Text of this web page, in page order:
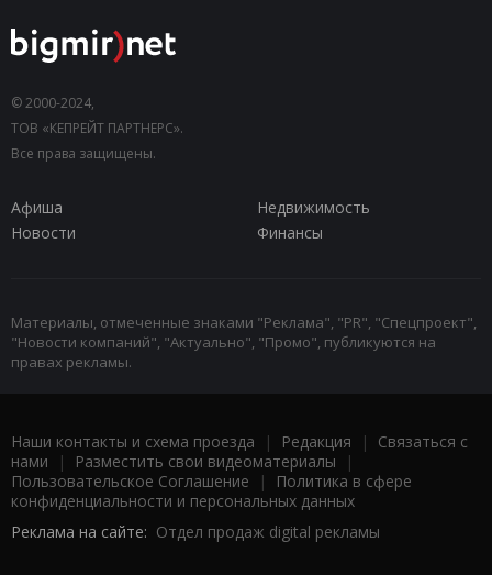
© 2000-2024,
ТОВ «КЕПРЕЙТ ПАРТНЕРС».
Все права защищены.
Афиша
Недвижимость
Новости
Финансы
Материалы, отмеченные знаками "Реклама", "PR", "Спецпроект",
"Новости компаний", "Актуально", "Промо", публикуются на
правах рекламы.
Наши контакты и схема проезда | Редакция | Связаться с
нами | Разместить свои видеоматериалы |
Пользовательское Соглашение |
Политика в сфере
конфиденциальности и персональных данных
Реклама на сайте: Отдел продаж digital рекламы